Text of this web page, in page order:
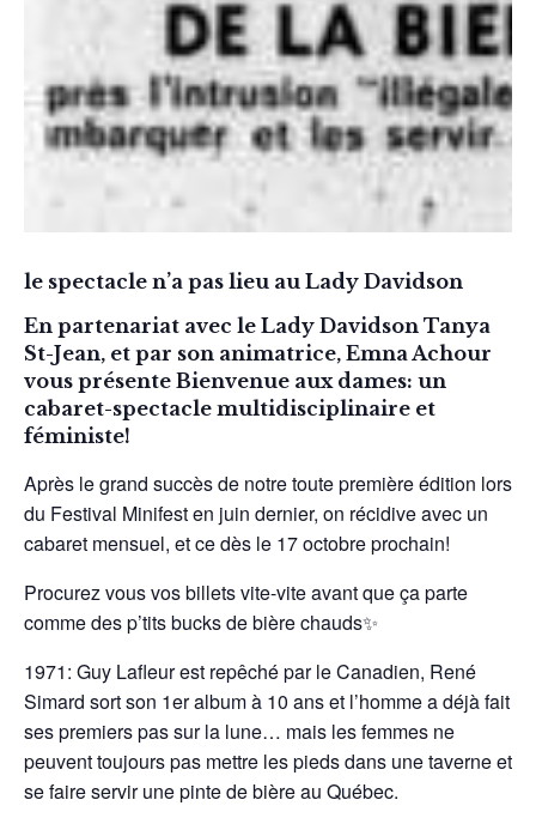
le spectacle n’a pas lieu au Lady Davidson
En partenariat avec le Lady Davidson Tanya
St-Jean, et par son animatrice, Emna Achour
vous présente Bienvenue aux dames: un
cabaret-spectacle multidisciplinaire et
féministe!
Après le grand succès de notre toute première édition lors
du Festival Minifest en juin dernier, on récidive avec un
cabaret mensuel, et ce dès le 17 octobre prochain!
Procurez vous vos billets vite-vite avant que ça parte
comme des p’tits bucks de bière chauds✨
1971: Guy Lafleur est repêché par le Canadien, René
Simard sort son 1er album à 10 ans et l’homme a déjà fait
ses premiers pas sur la lune… mais les femmes ne
peuvent toujours pas mettre les pieds dans une taverne et
se faire servir une pinte de bière au Québec.